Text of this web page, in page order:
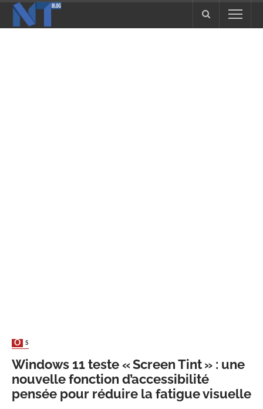
OS
Windows 11 teste « Screen Tint » : une
nouvelle fonction d’accessibilité
pensée pour réduire la fatigue visuelle